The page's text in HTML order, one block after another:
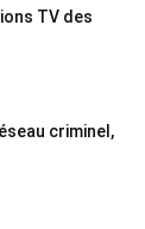
TV des
criminel,